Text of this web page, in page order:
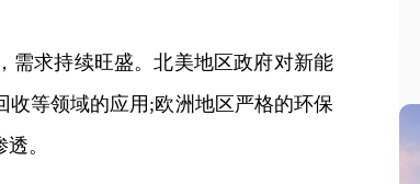
需求持续旺盛。北美地区政府对新能
等领域的应用;欧洲地区严格的环保
。